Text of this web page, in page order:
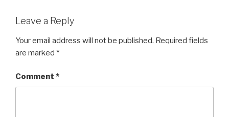
Leave a Reply
Your email address will not be published. Required fields
are marked *
Comment *